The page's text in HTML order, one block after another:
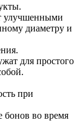
улучшенными
диаметру и
для простого
при
бонов во время